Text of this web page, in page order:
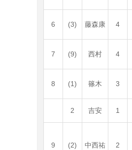
6 (3) 藤森康 4
7 (9) 西村 4
8 (1) 篠木 3
2 吉安 1
9 (2) 中西祐 2